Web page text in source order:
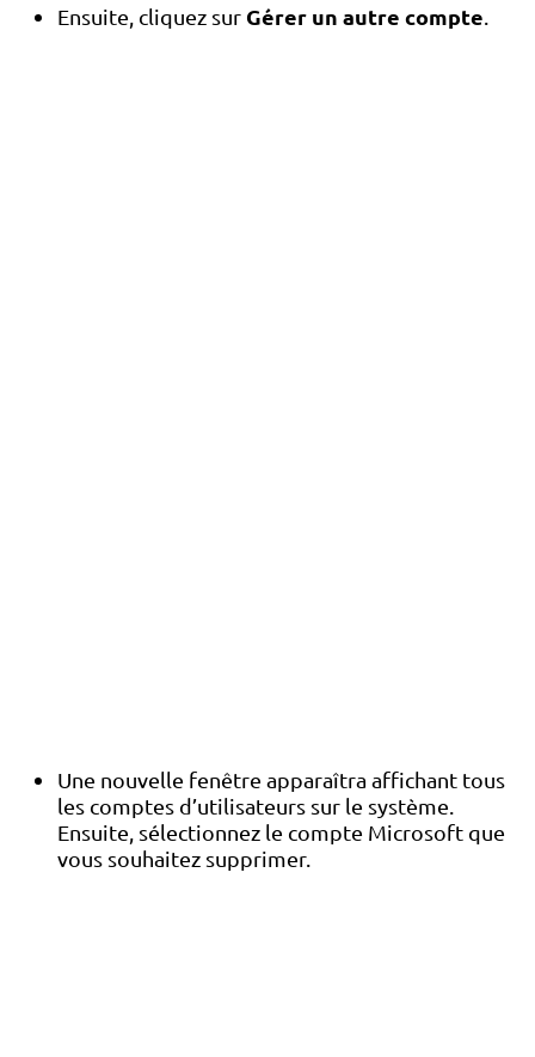
Ensuite, cliquez sur Gérer un autre compte
Une nouvelle fenêtre apparaîtra affichant tous
les comptes d’utilisateurs sur le système.
Ensuite, sélectionnez le compte Microsoft que
vous souhaitez supprimer.